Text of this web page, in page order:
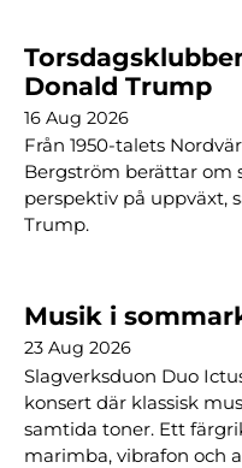
Donald Trump
16 Aug 2026
Från 1950-talets
Bergström berättar om
perspektiv på uppväxt,
Trump.
Musik i
23 Aug 2026
Slagverksduon Duo
konsert där klassisk
samtida toner. Ett
marimba, vibrafon och